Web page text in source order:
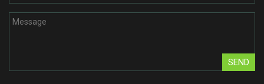
SEND